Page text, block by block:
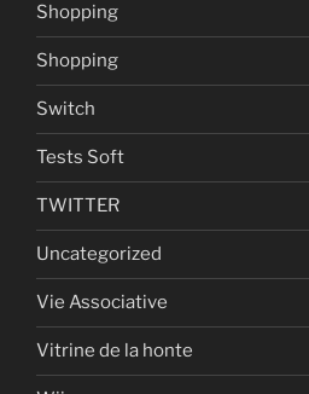
Shopping
Shopping
Switch
Tests Soft
TWITTER
Uncategorized
Vie Associative
Vitrine de la honte